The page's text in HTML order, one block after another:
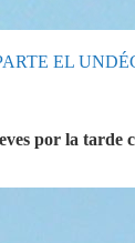
EL
por la